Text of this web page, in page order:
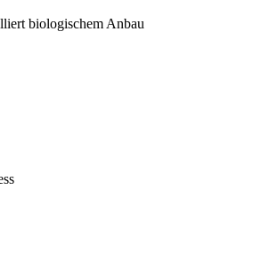
biologischem Anbau